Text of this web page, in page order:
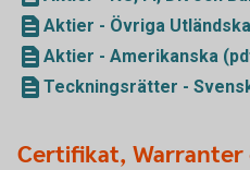
Aktier - Övriga
Aktier - Amerikanska
Teckningsrätter -
Certifikat, Warranter